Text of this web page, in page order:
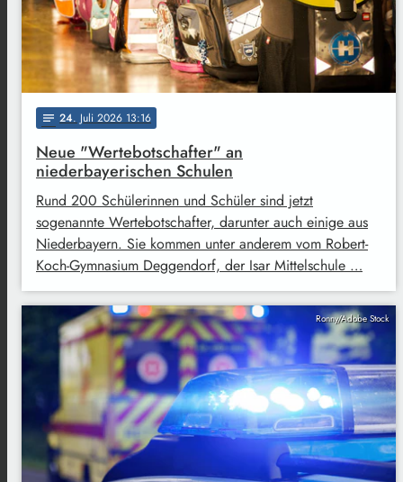
notes 24. Juli 2026 13:16
Neue "Wertebotschafter" an
niederbayerischen Schulen
Rund 200 Schülerinnen und Schüler sind jetzt
sogenannte Wertebotschafter, darunter auch einige aus
Niederbayern. Sie kommen unter anderem vom Robert-
Koch-Gymnasium Deggendorf, der Isar Mittelschule …
Ronny/Adobe Stock